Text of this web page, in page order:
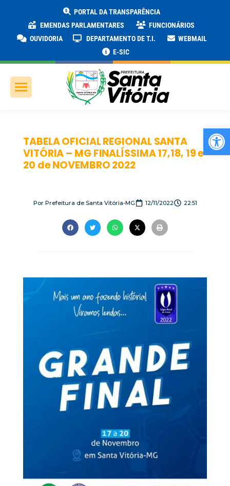
PORTAL DA TRANSPARÊNCIA
EMENDAS PARLAMENTARES
FUNCIONÁRIOS
OUVIDORIA
DEPARTAMENTO DE T.I.
WEBMAIL
E-SIC
TABELA OFICIAL REGIONAL SANTA
VITÓRIA – MG FINALÍSSIMA 17,18, 19 e
20 de NOVEMBRO 2022
PorPrefeitura de Santa Vitória-MG 12/11/2022 22:51